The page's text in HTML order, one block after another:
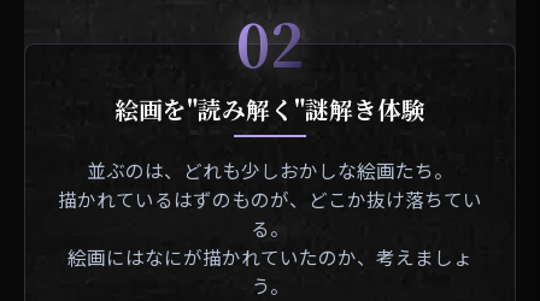
02
絵画を"読み解く"謎解き体験
並ぶのは、どれも少しおかしな絵画たち。
描かれているはずのものが、どこか抜け落ちてい
る。
絵画にはなにが描かれていたのか、考えましょ
う。